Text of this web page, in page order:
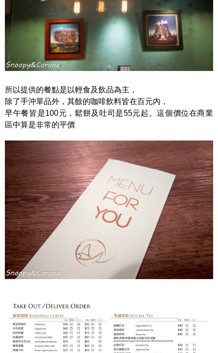
所以提供的餐點是以輕食及飲品為主，
除了手沖單品外，其餘的咖啡飲料皆在百元內，
早午餐皆是100元，鬆餅及吐司是55元起。這個價位在商業
區中算是非常的平價